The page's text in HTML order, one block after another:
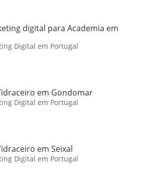
digital para Academia em
Digital em Portugal
em Gondomar
Digital em Portugal
em Seixal
Digital em Portugal